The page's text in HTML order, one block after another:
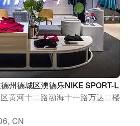
州德城区澳德乐NIKE SPORT-L
黄河十二路渤海十一路万达二楼
CN